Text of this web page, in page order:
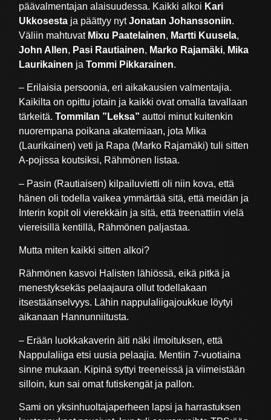
päävalmentajan alaisuudessa. Kaikki alkoi Kari
Ukkosesta ja päättyy nytJonatan Johanssoniin.
Väliin mahtuvat Mixu Paatelainen, Martti Kuusela,
John Allen, Pasi Rautiainen, Marko Rajamäki, Mika
Laurikainen jaTommi Pikkarainen.
– Erilaisia persoonia, eri aikakausien valmentajia.
Kaikilta on opittu jotain ja kaikki ovat omalla tavallaan
tärkeitä.Tommilan ”Leksa” auttoi minut kuitenkin
nuorempana poikana akatemiaan, jota Mika
(Laurikainen) veti ja Rapa (Marko Rajamäki) tuli sitten
A-pojissa koutsiksi, Rähmönen listaa.
– Pasin (Rautiaisen) kilpailuvietti oli niin kova, että
hänen oli todella vaikea ymmärtää sitä, että meidän ja
Interin kopit oli vierekkäin ja sitä, että treenattiin vielä
viereisillä kentillä, Rähmönen paljastaa.
Mutta miten kaikki sitten alkoi?
Rähmönen kasvoi Halisten lähiössä, eikä pitkä ja
menestyksekäs pelaajaura ollut todellakaan
itsestäänselvyys. Lähin nappulaliigajoukkue löytyi
aikanaan Hannunniitusta.
– Erään luokkakaverin äiti näki ilmoituksen, että
Nappulaliiga etsi uusia pelaajia. Mentiin 7-vuotiaina
sinne mukaan. Kipinä syttyi treeneissä ja viimeistään
silloin, kun sai omat futiskengät ja pallon.
Sami on yksinhuoltajaperheen lapsi ja harrastuksen